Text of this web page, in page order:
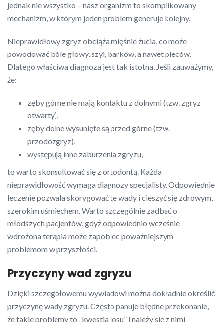
jednak nie wszystko – nasz organizm to skomplikowany
mechanizm, w którym jeden problem generuje kolejny.
Nieprawidłowy zgryz obciąża mięśnie żucia, co może
powodować bóle głowy, szyi, barków, a nawet pleców.
Dlatego właściwa diagnoza jest tak istotna. Jeśli zauważymy,
że:
zęby górne nie mają kontaktu z dolnymi (tzw. zgryz
otwarty),
zęby dolne wysunięte są przed górne (tzw.
przodozgryz),
występują inne zaburzenia zgryzu,
to warto skonsultować się z ortodontą. Każda
nieprawidłowość wymaga diagnozy specjalisty. Odpowiednie
leczenie pozwala skorygować te wady i cieszyć się zdrowym,
szerokim uśmiechem. Warto szczególnie zadbać o
młodszych pacjentów, gdyż odpowiednio wcześnie
wdrożona terapia może zapobiec poważniejszym
problemom w przyszłości.
Przyczyny wad zgryzu
Dzięki szczegółowemu wywiadowi można dokładnie określić
przyczynę wady zgryzu. Często panuje błędne przekonanie,
że takie problemy to „kwestia losu” i należy się z nimi